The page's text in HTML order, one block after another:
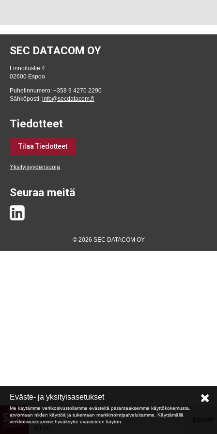
SEC DATACOM OY
Linnoitustie 4
02600 Espoo
Puhelinnumero: +358 9 4270 2290
Sähköposti:info@secdatacom.fi
Tiedotteet
Tilaa Tiedotteet
Yksityisyydensuoja
Seuraa meitä
© 2026 SEC DATACOM OY
Eväste- ja yksityisasetukset
Me käytämme verkkosivustollamme evästeitä parantaaksemme käyttökokemusta,
arviomaan niiden käyttöä ja tukemaan markkinointipalveluitamme. Käyttämällä
verkkosivustoamme hyväksytte evästeiden käytön.